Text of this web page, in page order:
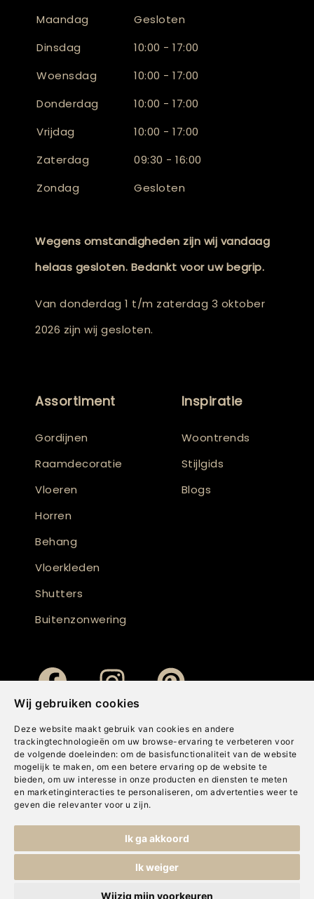
Wij gebruiken cookies
Deze website maakt gebruik van cookies en andere
trackingtechnologieën om uw browse-ervaring te verbeteren voor
de volgende doeleinden: om de basisfunctionaliteit van de website
mogelijk te maken , om een betere ervaring op de website te
bieden, om uw interesse in onze producten en diensten te meten
en marketinginteracties te personaliseren , om advertenties weer te
geven die relevanter voor u zijn.
Ik ga akkoord
Ik weiger
Wijzig mijn voorkeuren
Maandag
Gesloten
Dinsdag
10:00 - 17:00
Woensdag
10:00 - 17:00
Donderdag
10:00 - 17:00
Vrijdag
10:00 - 17:00
Zaterdag
09:30 - 16:00
Zondag
Gesloten
Wegens omstandigheden zijn wij vandaag
helaas gesloten. Bedankt voor uw begrip.
Van donderdag 1 t/m zaterdag 3 oktober
2026 zijn wij gesloten.
Assortiment
Gordijnen
Raamdecoratie
Vloeren
Horren
Behang
Vloerkleden
Shutters
Buitenzonwering
Inspiratie
Woontrends
Stijlgids
Blogs
Cookies